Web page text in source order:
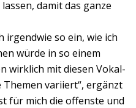
damit das ganze
irgendwie so ein, wie ich
würde in so einem
wirklich mit diesen Vokal-
variiert“, ergänzt
für mich die offenste und